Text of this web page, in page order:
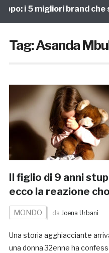
i 5 migliori brand che
Tag:Asanda
Il figlio di 9 anni
ecco la reazione
MONDO da Joena Urbani
Una storia agghiacciante
una donna 32enne ha